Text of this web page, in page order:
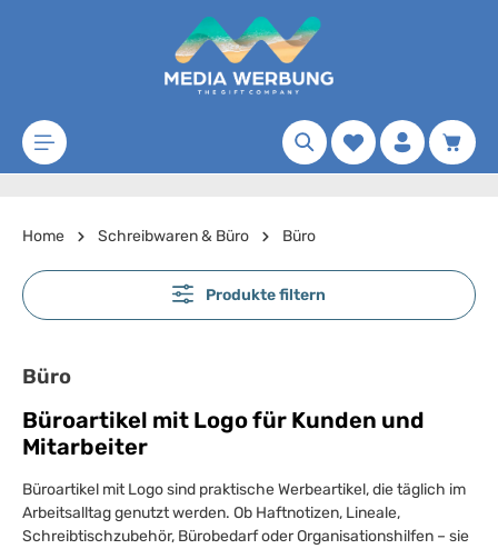
Zum Hauptinhalt springen
Merkzettel
Home Schreibwaren & Büro Büro
Produkte filtern
Büro
Büroartikel mit Logo für Kunden und
Mitarbeiter
Büroartikel mit Logo sind praktische Werbeartikel, die täglich im
Arbeitsalltag genutzt werden. Ob Haftnotizen, Lineale,
Schreibtischzubehör, Bürobedarf oder Organisationshilfen – sie